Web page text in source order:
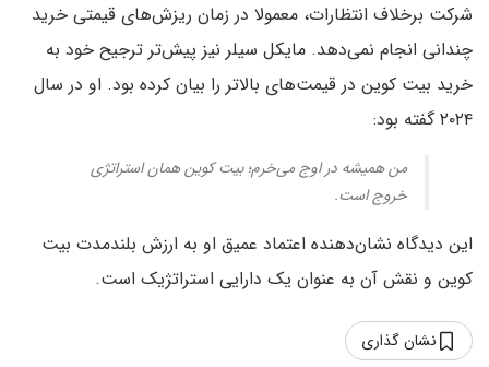
شرکت برخلاف انتظارات، معمولا در زمان ریزش‌های قیمتی خرید
چندانی انجام نمی‌دهد. مایکل سیلر نیز پیش‌تر ترجیح خود به
خرید بیت کوین در قیمت‌های بالاتر را بیان کرده بود. او در سال
۲۰۲۴ گفته بود:
من همیشه در اوج می‌خرم؛ بیت کوین همان استراتژی
خروج است.
این دیدگاه نشان‌دهنده اعتماد عمیق او به ارزش بلندمدت بیت
کوین و نقش آن به عنوان یک دارایی استراتژیک است.
نشان گذاری